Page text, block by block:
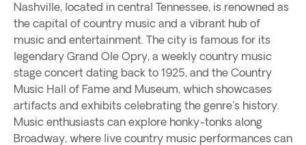
Nashville, located in central Tennessee, is renowned as
the capital of country music and a vibrant hub of
music and entertainment. The city is famous for its
legendary Grand Ole Opry, a weekly country music
stage concert dating back to 1925, and the Country
Music Hall of Fame and Museum, which showcases
artifacts and exhibits celebrating the genre's history.
Music enthusiasts can explore honky-tonks along
Broadway, where live country music performances can